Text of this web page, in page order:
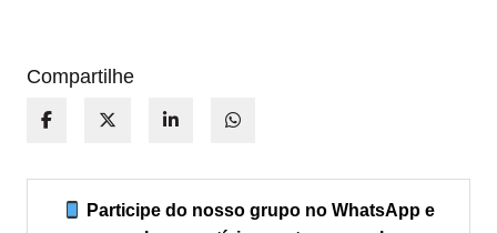
Compartilhe
Participe do nosso grupo no WhatsApp e